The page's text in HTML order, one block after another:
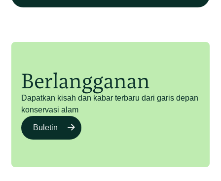
Berlangganan
Dapatkan kisah dan kabar terbaru dari garis depan
konservasi alam
Buletin